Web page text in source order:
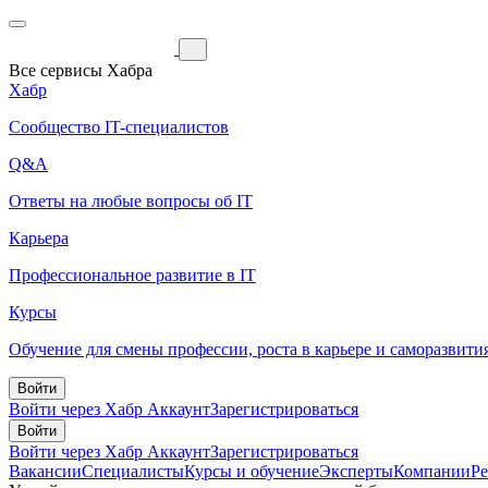
Все сервисы Хабра
Хабр
Сообщество IT-специалистов
Q&A
Ответы на любые вопросы об IT
Карьера
Профессиональное развитие в IT
Курсы
Обучение для смены профессии, роста в карьере и
Войти
Войти через Хабр АккаунтЗарегистрироваться
Войти
Войти через Хабр АккаунтЗарегистрироваться
ВакансииСпециалистыКурсы и обучениеЭкспертыКомпании